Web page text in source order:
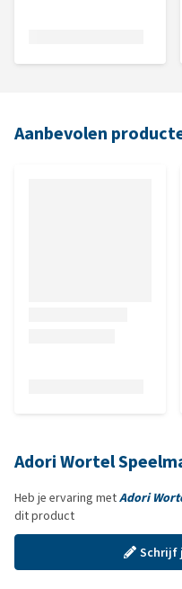
Aanbevolen
Adori Wortel
Heb je ervaring metAdori
dit product
Schrijf